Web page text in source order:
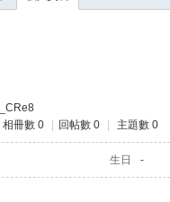
相冊數 0 回帖數 0 主題數 0
生日 -